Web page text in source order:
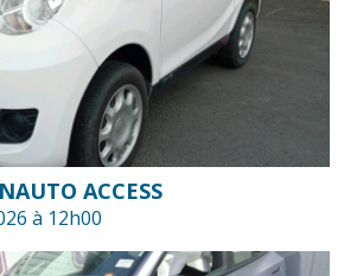
ACCESS
à 12h00